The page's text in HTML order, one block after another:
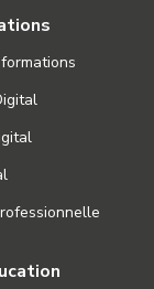
des supports de
marque pour
vidéo et audio) en
Suite Adobe) et
et démontrer